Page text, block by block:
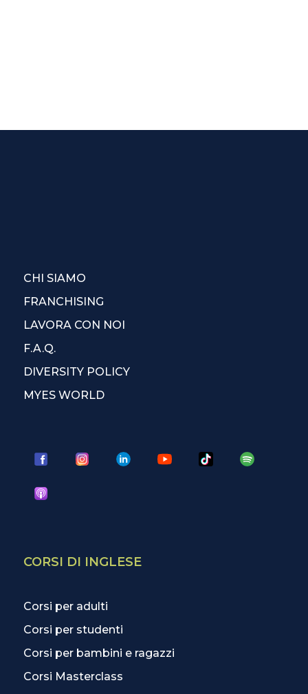
CHI SIAMO
FRANCHISING
LAVORA CON NOI
F.A.Q.
DIVERSITY POLICY
MYES WORLD
CORSI DI INGLESE
Corsi per adulti
Corsi per studenti
Corsi per bambini e ragazzi
Corsi Masterclass